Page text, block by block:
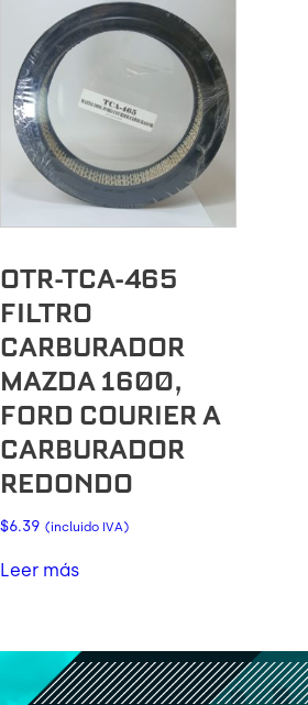
OTR-TCA-465
FILTRO
CARBURADOR
MAZDA 1600,
FORD COURIER A
CARBURADOR
REDONDO
$6.39 (incluido IVA)
Leer más